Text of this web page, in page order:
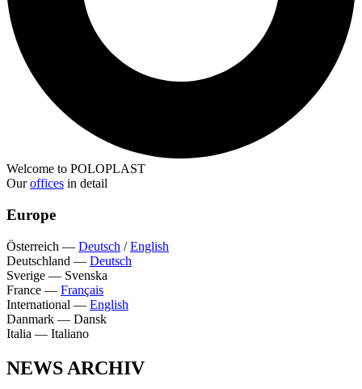
Welcome to POLOPLAST
Ouroffices in detail
Europe
Österreich — Deutsch /English
Deutschland — Deutsch
Sverige — Svenska
France — Français
International — English
Danmark — Dansk
Italia — Italiano
NEWS ARCHIV